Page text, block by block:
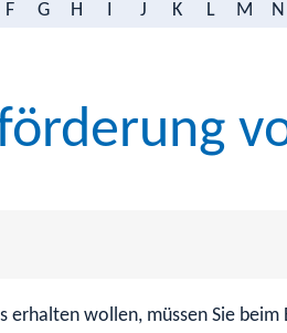
F G H J K L M N
erhalten wollen, müssen Sie